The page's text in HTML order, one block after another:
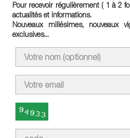
Pour recevoir régulièrement ( 1 à 2
actualités et informations.
Nouveaux millésimes, nouveaux
exclusives...